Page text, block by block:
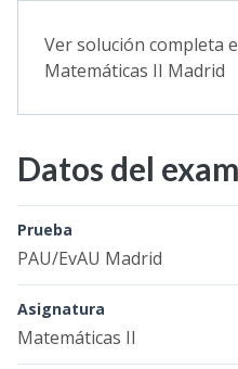
Ver solución completa
Matemáticas II Madrid
Datos del
Prueba
PAU/EvAU Madrid
Asignatura
Matemáticas II